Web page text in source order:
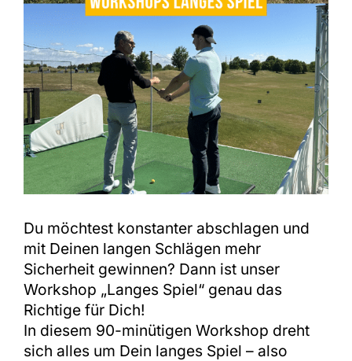
Shop
Du möchtest konstanter abschlagen und
mit Deinen langen Schlägen mehr
Sicherheit gewinnen? Dann ist unser
Workshop „Langes Spiel“ genau das
Richtige für Dich!
In diesem 90-minütigen Workshop dreht
sich alles um Dein langes Spiel – also